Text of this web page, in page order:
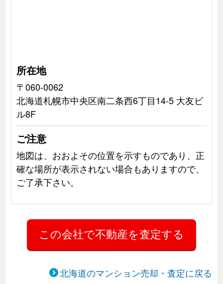
所在地
〒060-0062
北海道札幌市中央区南二条西6丁目14-5 大友ビ
ル8F
ご注意
地図は、おおよその位置を示すものであり、正
確な場所が表示されない場合もありますので、
ご了承下さい。
北海道のマンション売却・査定に戻る